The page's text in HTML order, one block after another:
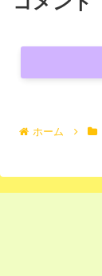
ホーム